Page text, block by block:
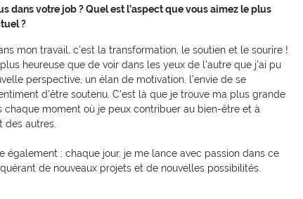
dans votre job ? Quel est l’aspect que vous aimez le plus
?
mon travail, c'est la transformation, le soutien et le sourire !
heureuse que de voir dans les yeux de l'autre que j'ai pu
perspective, un élan de motivation, l'envie de se
d'être soutenu. C'est là que je trouve ma plus grande
chaque moment où je peux contribuer au bien-être et à
des autres.
également ; chaque jour, je me lance avec passion dans ce
de nouveaux projets et de nouvelles possibilités.